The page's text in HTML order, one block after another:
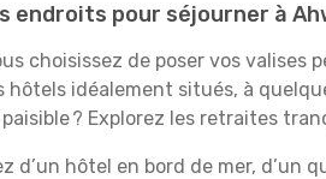
endroits pour séjourner à
choisissez de poser vos
hôtels idéalement situés, à
? Explorez les retraites
d’un hôtel en bord de mer,